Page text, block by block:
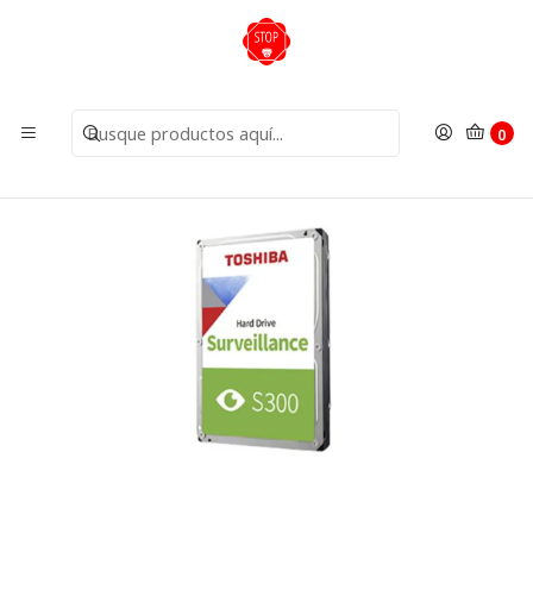
0
Insumos Discos Duros
Disco duro 8tb sata videovigilancia s300 8tb Toshiba